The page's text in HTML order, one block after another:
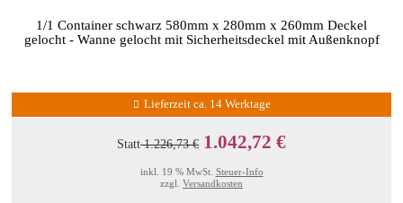
1/1 Container schwarz 580mm x 280mm x 260mm Deckel
gelocht - Wanne gelocht mit Sicherheitsdeckel mit Außenknopf
Lieferzeit ca. 14 Werktage
Statt1.226,73 € 1.042,72 €
inkl. 19 % MwSt. Steuer-Info
zzgl. Versandkosten